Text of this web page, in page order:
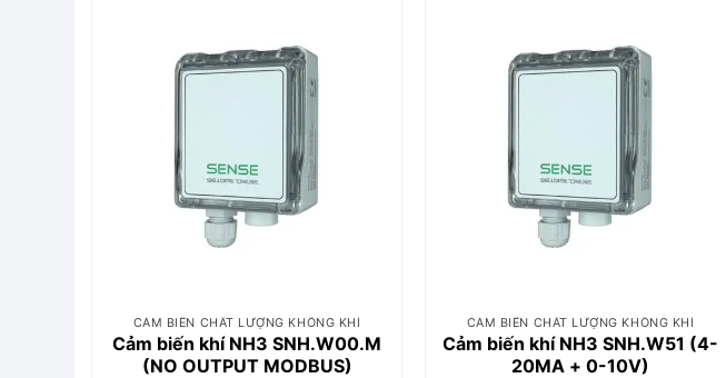
CẢM BIẾN CHẤT LƯỢNG KHÔNG KHÍ
Cảm biến khí NH3 SNH.W00.M
(NO OUTPUT MODBUS)
CẢM BIẾN CHẤT LƯỢNG KHÔNG KHÍ
Cảm biến khí NH3 SNH.W51 (4-
20MA + 0-10V)